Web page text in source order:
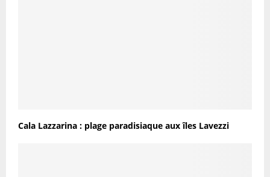
Cala Lazzarina : plage paradisiaque aux îles Lavezzi